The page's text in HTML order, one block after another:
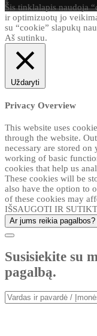
Šis tinklalapis naudoja
ir optimizuotų jo
su “cookie” slapukų
Aš sutinku.
Uždaryti
Privacy Overview
This website uses
through the website.
necessary are stored on
working of basic
cookies that help us
These cookies will be
also have the option to
of these cookies may
IŠSAUGOTI IR
Ar jums reikia pagalbos?
Susisiekite su
pagalbą.